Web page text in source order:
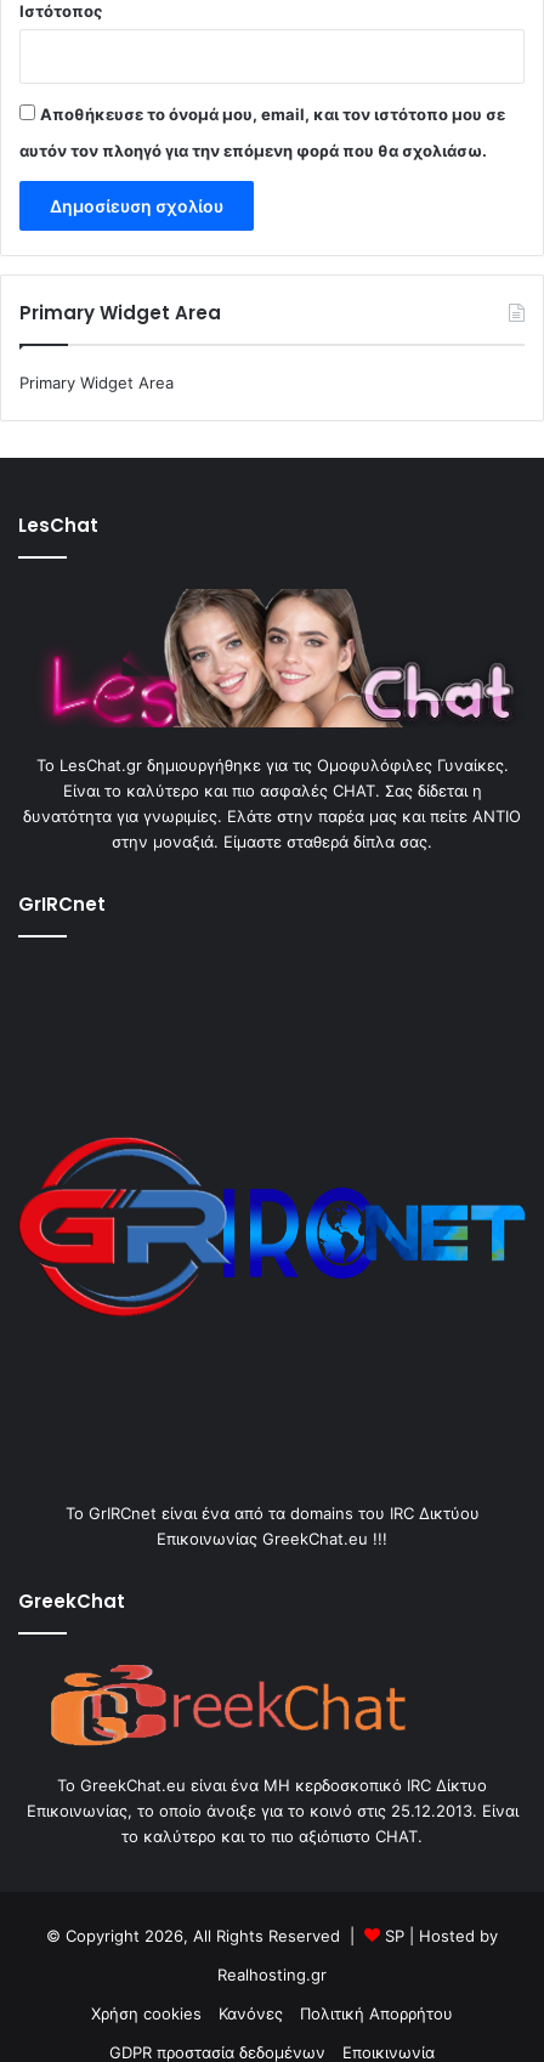
Ιστότοπος
Αποθήκευσε το όνομά μου, email, και τον ιστότοπο μου σε
αυτόν τον πλοηγό για την επόμενη φορά που θα σχολιάσω.
Primary Widget Area
Primary Widget Area
LesChat
To LesChat.gr δημιουργήθηκε για τις Ομοφυλόφιλες Γυναίκες.
Είναι το καλύτερο και πιο ασφαλές CHAT. Σας δίδεται η
δυνατότητα για γνωριμίες. Ελάτε στην παρέα μας και πείτε ΑΝΤΙΟ
στην μοναξιά. Είμαστε σταθερά δίπλα σας.
GrIRCnet
Το GrIRCnet είναι ένα από τα domains του IRC Δικτύου
Επικοινωνίας GreekChat.eu !!!
GreekChat
Το GreekChat.eu είναι ένα ΜΗ κερδοσκοπικό IRC Δίκτυο
Επικοινωνίας, το οποίο άνοιξε για το κοινό στις 25.12.2013. Είναι
το καλύτερο και το πιο αξιόπιστο CHAT.
© Copyright 2026, All Rights Reserved | SP | Hosted by
Realhosting.gr
Χρήση cookies
Κανόνες
Πολιτική Απορρήτου
GDPR προστασία δεδομένων
Εποικινωνία